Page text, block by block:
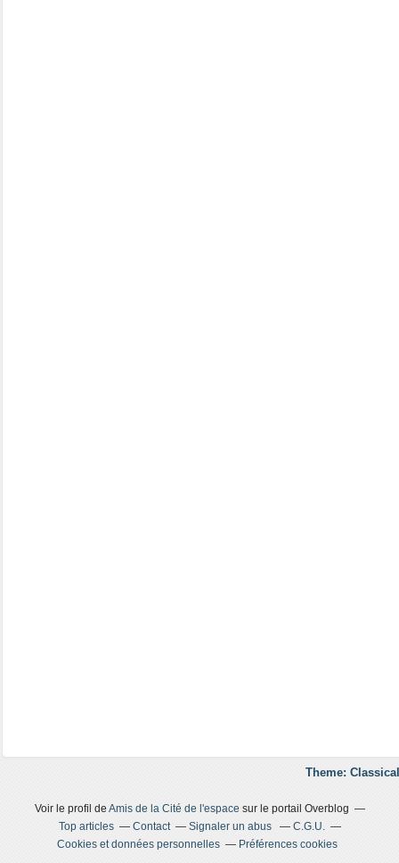
Theme:
Voir le profil de Amis de la Cité de l'espace sur le portail Overblog
Top articles
Contact Signaler un abus
C.G.U.
Cookies et données personnelles
Préférences cookies